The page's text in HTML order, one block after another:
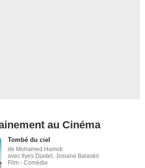
au Cinéma
Tombé du ciel
de Mohamed Hamidi
avec Ilyes Djadel, Josiane Balasko
Film - Comédie